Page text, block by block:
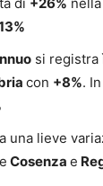
si registra
con +8%. In
una lieve
e Cosenza e